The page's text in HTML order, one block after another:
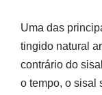
Uma das
tingido natural
contrário do
o tempo, o sisal